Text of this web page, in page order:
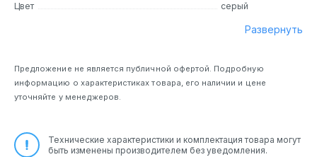
Цвет
серый
Развернуть
Предложение не является публичной офертой. Подробную
информацию о характеристиках товара, его наличии и цене
уточняйте у менеджеров.
Технические характеристики и комплектация товара могут
быть изменены производителем без уведомления.